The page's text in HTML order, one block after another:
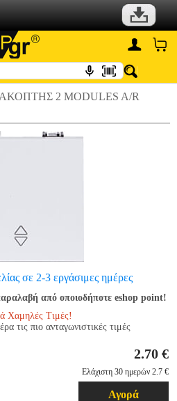
2 MODULES A/R
σε 2-3 εργάσιμες ημέρες
από οποιοδήποτε eshop point!
Χαμηλές Τιμές!
τις πιο ανταγωνιστικές τιμές
2.70 €
Ελάχιστη 30 ημερών 2.7 €
Αγορά